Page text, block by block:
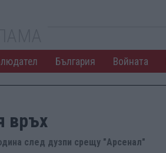
България Войната
връх
след дузпи срещу "Арсенал"